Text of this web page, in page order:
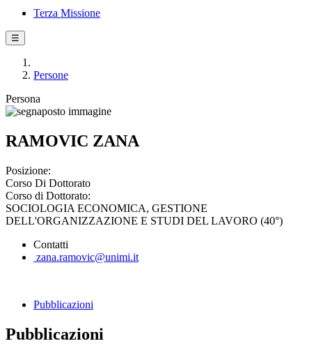
Terza Missione
☰
Persone
Persona
RAMOVIC ZANA
Posizione:
Corso Di Dottorato
Corso di Dottorato:
SOCIOLOGIA ECONOMICA, GESTIONE
DELL'ORGANIZZAZIONE E STUDI DEL LAVORO (40°)
Contatti
zana.ramovic@unimi.it
Pubblicazioni
Pubblicazioni